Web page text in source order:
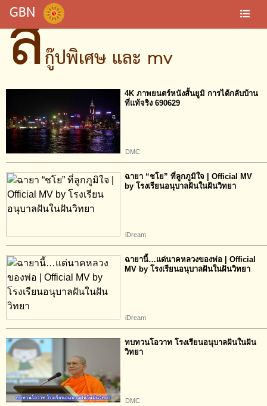
GBN
สกู๊ปพิเศษ และ mv
4K ภาพยนตร์หนังสั้นยูมิ การได้กลับบ้าน
ที่แท้จริง 690629
DMC
ฉายา “ชโย” ที่ลูกภูมิใจ | Official MV
by โรงเรียนอนุบาลฝันในฝันวิทยา
iDream
ฉายานี้…แด่นาคหลวงของพ่อ | Official
MV by โรงเรียนอนุบาลฝันในฝันวิทยา
iDream
ทบทวนโอวาท โรงเรียนอนุบาลฝันในฝัน
วิทยา
DMC